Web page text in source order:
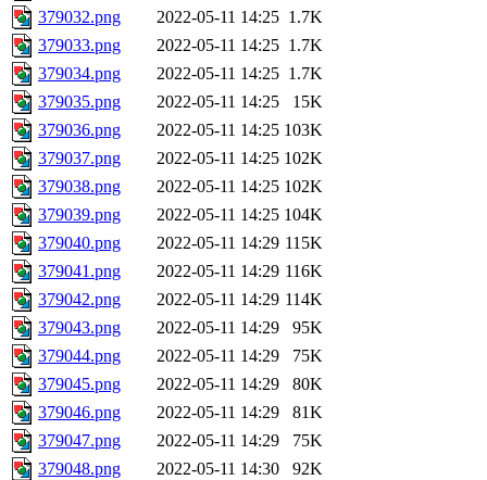
379032.png
2022-05-11 14:25 1.7K
379033.png
2022-05-11 14:25 1.7K
379034.png
2022-05-11 14:25 1.7K
379035.png
2022-05-11 14:25
15K
379036.png
2022-05-11 14:25 103K
379037.png
2022-05-11 14:25 102K
379038.png
2022-05-11 14:25 102K
379039.png
2022-05-11 14:25 104K
379040.png
2022-05-11 14:29 115K
379041.png
2022-05-11 14:29 116K
379042.png
2022-05-11 14:29 114K
379043.png
2022-05-11 14:29
95K
379044.png
2022-05-11 14:29
75K
379045.png
2022-05-11 14:29
80K
379046.png
2022-05-11 14:29
81K
379047.png
2022-05-11 14:29
75K
379048.png
2022-05-11 14:30
92K